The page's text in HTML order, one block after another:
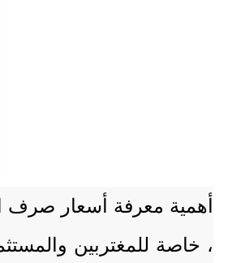
أهمية معرفة أسعار صرف
، خاصة للمغتربين